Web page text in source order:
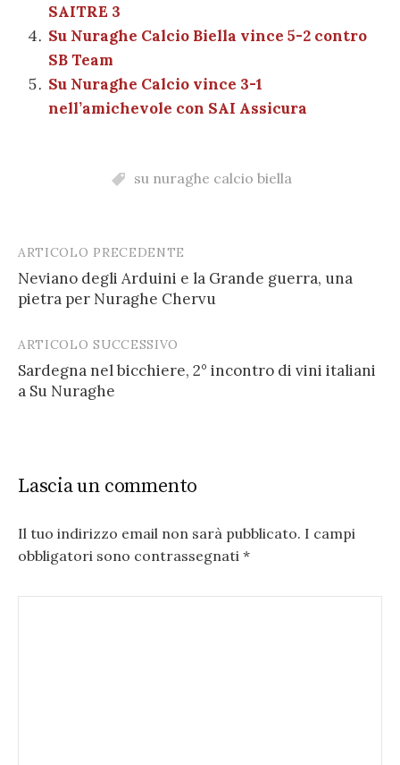
SAITRE 3
Su Nuraghe Calcio Biella vince 5-2 contro
SB Team
Su Nuraghe Calcio vince 3-1
nell’amichevole con SAI Assicura
su nuraghe calcio biella
Post
navigation
ARTICOLO PRECEDENTE
Neviano degli Arduini e la Grande guerra, una
pietra per Nuraghe Chervu
ARTICOLO SUCCESSIVO
Sardegna nel bicchiere, 2° incontro di vini italiani
a Su Nuraghe
Lascia un commento
Il tuo indirizzo email non sarà pubblicato. I campi
obbligatori sono contrassegnati *